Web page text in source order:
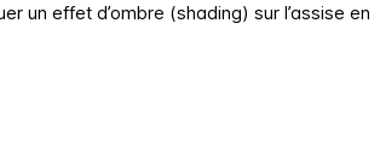
un effet d’ombre (shading) sur l’assise en